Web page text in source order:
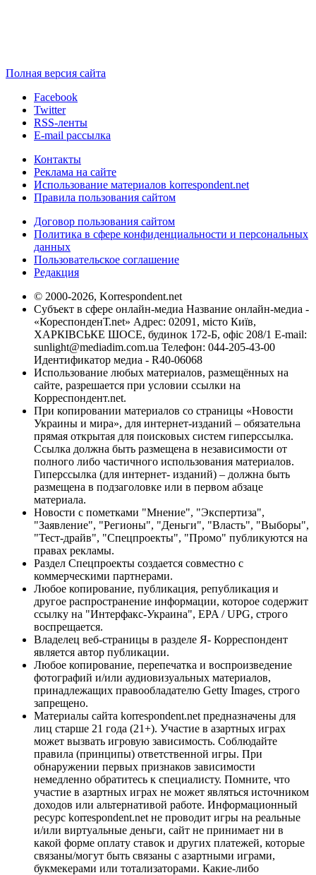
Полная версия сайта
Facebook
Twitter
RSS-ленты
E-mail рассылка
Контакты
Реклама на сайте
Использование материалов korrespondent.net
Правила пользования сайтом
Договор пользования сайтом
Политика в сфере конфиденциальности и персональных
данных
Пользовательское соглашение
Редакция
© 2000-2026, Korrespondent.net
Субъект в сфере онлайн-медиа Название онлайн-медиа -
«КореспонденТ.net» Адрес: 02091, місто Київ,
ХАРКІВСЬКЕ ШОСЕ, будинок 172-Б, офіс 208/1 E-mail:
sunlight@mediadim.com.ua Телефон: 044-205-43-00
Идентификатор медиа - R40-06068
Использование любых материалов, размещённых на
сайте, разрешается при условии ссылки на
Корреспондент.net.
При копировании материалов со страницы «Новости
Украины и мира», для интернет-изданий – обязательна
прямая открытая для поисковых систем гиперссылка.
Ссылка должна быть размещена в независимости от
полного либо частичного использования материалов.
Гиперссылка (для интернет- изданий) – должна быть
размещена в подзаголовке или в первом абзаце
материала.
Новости с пометками "Мнение", "Экспертиза",
"Заявление", "Регионы", "Деньги", "Власть", "Выборы",
"Тест-драйв", "Спецпроекты", "Промо" публикуются на
правах рекламы.
Раздел Спецпроекты создается совместно с
коммерческими партнерами.
Любое копирование, публикация, републикация и
другое распространение информации, которое содержит
ссылку на "Интерфакс-Украина", EPA / UPG, строго
воспрещается.
Владелец веб-страницы в разделе Я- Корреспондент
является автор публикации.
Любое копирование, перепечатка и воспроизведение
фотографий и/или аудиовизуальных материалов,
принадлежащих правообладателю Getty Images, строго
запрещено.
Материалы сайта korrespondent.net предназначены для
лиц старше 21 года (21+). Участие в азартных играх
может вызвать игровую зависимость. Соблюдайте
правила (принципы) ответственной игры. При
обнаружении первых признаков зависимости
немедленно обратитесь к специалисту. Помните, что
участие в азартных играх не может являться источником
доходов или альтернативой работе. Информационный
ресурс korrespondent.net не проводит игры на реальные
и/или виртуальные деньги, сайт не принимает ни в
какой форме оплату ставок и других платежей, которые
связаны/могут быть связаны с азартными играми,
букмекерами или тотализаторами. Какие-либо